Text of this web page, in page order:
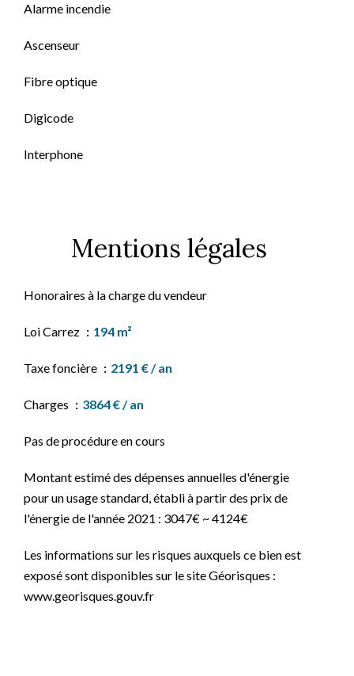
Alarme incendie
Ascenseur
Fibre optique
Digicode
Interphone
Mentions légales
Honoraires à la charge du vendeur
Loi Carrez 194 m²
Taxe foncière 2191 € / an
Charges 3864 € / an
Pas de procédure en cours
Montant estimé des dépenses annuelles d'énergie
pour un usage standard, établi à partir des prix de
l'énergie de l'année 2021 : 3047€ ~ 4124€
Les informations sur les risques auxquels ce bien est
exposé sont disponibles sur le site Géorisques :
www.georisques.gouv.fr